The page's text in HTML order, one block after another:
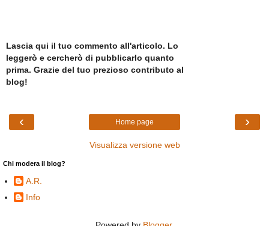
Lascia qui il tuo commento all'articolo. Lo
leggerò e cercherò di pubblicarlo quanto
prima. Grazie del tuo prezioso contributo al
blog!
‹ ›
Home page
Visualizza versione web
Chi modera il blog?
A.R.
Info